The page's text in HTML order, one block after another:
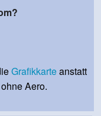
Grafikkarteanstatt
Aero.